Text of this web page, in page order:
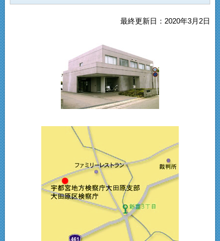
最終更新日：2020年3月2日